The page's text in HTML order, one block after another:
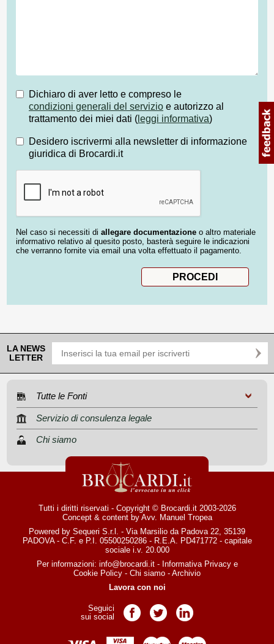
Dichiaro di aver letto e compreso le
condizioni generali del servizio e autorizzo al
trattamento dei miei dati ( leggi informativa)
Desidero iscrivermi alla newsletter di informazione
giuridica di Brocardi.it
Nel caso si necessiti di allegare documentazione o altro materiale
informativo relativo al quesito posto, basterà seguire le indicazioni
che verranno fornite via email una volta effettuato il pagamento.
LA NEWS
LETTER
Tutte le Fonti
Servizio di consulenza legale
Chi siamo
Tutti i diritti riservati - Copyright © Brocardi.it 2003-2026
Concept & content by Avv. Manuel Tropea
Powered by Sequeri S.r.l. - Via Marsilio da Padova 22, 35139
PADOVA - C.F. e P.I. 05500250286 - R.E.A. PD471772 - capitale
sociale i.v. 20.000
Per informazioni: info@brocardi.it- Informativa Privacye
Cookie Policy - Chi siamo - Archivio
Lavora con noi
Seguici
sui social
Pagina Facebook
Pagina TwitterPagina LinkedIn